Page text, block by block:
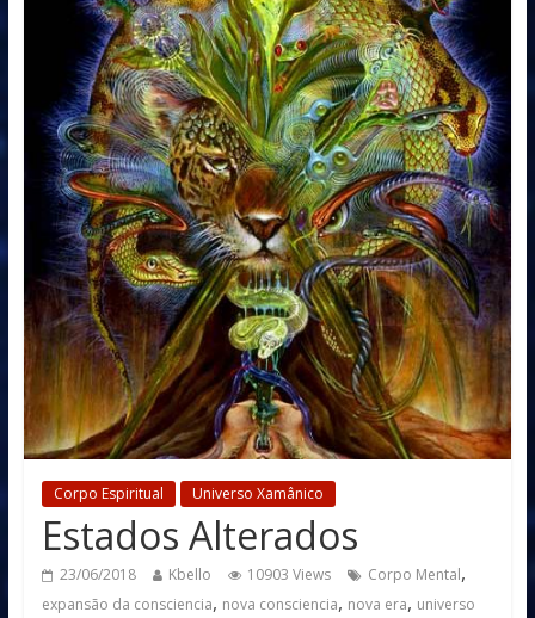
Corpo Espiritual Universo Xamânico
Estados Alterados
23/06/2018 Kbello 10903 Views Corpo Mental,
expansão da consciencia, nova consciencia, nova era, universo